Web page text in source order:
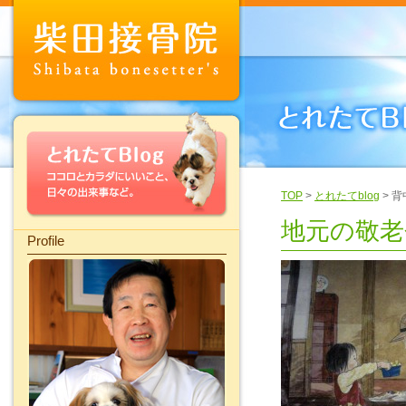
Profile
TOP > とれたてblog > 背
地元の敬